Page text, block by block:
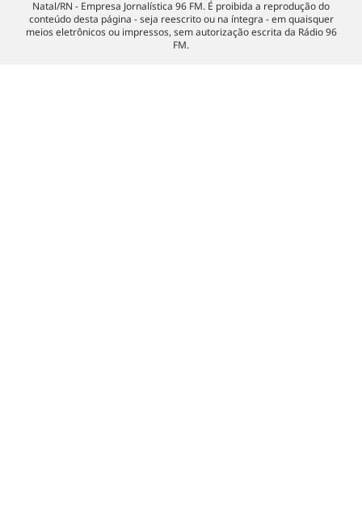
Natal/RN - Empresa Jornalística 96 FM. É proibida a reprodução do
conteúdo desta página - seja reescrito ou na íntegra - em quaisquer
meios eletrônicos ou impressos, sem autorização escrita da Rádio 96
FM.